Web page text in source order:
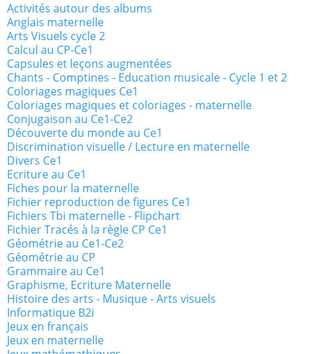
Activités autour des albums
Anglais maternelle
Arts Visuels cycle 2
Calcul au CP-Ce1
Capsules et leçons augmentées
Chants - Comptines - Education musicale - Cycle 1 et 2
Coloriages magiques Ce1
Coloriages magiques et coloriages - maternelle
Conjugaison au Ce1-Ce2
Découverte du monde au Ce1
Discrimination visuelle / Lecture en maternelle
Divers Ce1
Ecriture au Ce1
Fiches pour la maternelle
Fichier reproduction de figures Ce1
Fichiers Tbi maternelle - Flipchart
Fichier Tracés à la règle CP Ce1
Géométrie au Ce1-Ce2
Géométrie au CP
Grammaire au Ce1
Graphisme, Ecriture Maternelle
Histoire des arts - Musique - Arts visuels
Informatique B2i
Jeux en français
Jeux en maternelle